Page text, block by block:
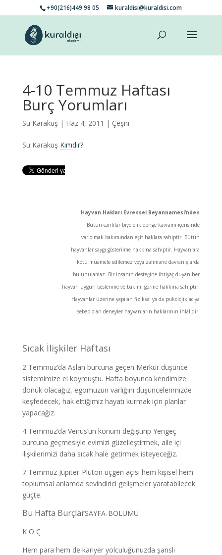
+90(216)449 98 05 kuraldisi@kuraldisi.com
4-10 Temmuz Haftası
Burç Yorumları
Su Karakuş | Haz 4, 2011 | Çeşni
Su Karakuş Kimdir?
Hayvan Hakları Evrensel Beyannamesi’nden
Bütün canlılar biyolojik denge kavramı içerisinde
var olmak bakımından eşit haklara sahiptir. Bütün
hayvanlar saygı gösterilme hakkına sahiptir. Hayvanlara
kötü muamele edilemez veya zalimane davranışlarda
bulunulamaz. Bir insanın desteğine ihtiyaç duyan her
hayvan uygun beslenme ve bakımı görme hakkına sahiptir.
Hayvanlar üzerine yapılan fiziksel ya da psikolojik acıya
sebep olan deneyler hayvanların haklarının ihlalidir.
Sıcak İlişkiler Haftası
2 Temmuz’da Aslan burcuna geçen Merkür düşünce
sistemimize el koymuştu. Hafta boyunca kendimize
dönük olacağız, egomuzun varlığını düşüncelerimizde
keşfedecek, hak ettiğimiz hayatı kurmak için planlar
yapacağız.
4 Temmuz’da Venüs’ün konum değiştirip Yengeç
burcuna geçmesiyle evimizi güzelleştirmek, aile içi
ilişkilerimizi daha sıcak hale getirmek isteyeceğiz.
7 Temmuz Jüpiter-Plüton üçgen açısı hem kişisel hem
toplumsal anlamda sevindirici gelişmeler yaratabilecek
güçte.
Bu Hafta BurçlarSAYFA-BOLUMU
K O Ç
Hem para hem de kariyer yolculuğunuzda şanslı